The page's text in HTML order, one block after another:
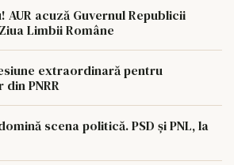
AUR acuză Guvernul Republicii
Limbii Române
extraordinară pentru
PNRR
scena politică. PSD și PNL, la